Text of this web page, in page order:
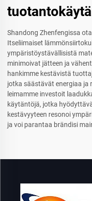
Shandong Zhenfengissa
Itseliimaiset
ympäristöystävällisistä
minimoivat jätteen ja
hankimme kestävistä
jotka säästävät energiaa ja
leimamme investoit
käytäntöjä, jotka
kestävyyteen resonoi
ja voi parantaa brändisi